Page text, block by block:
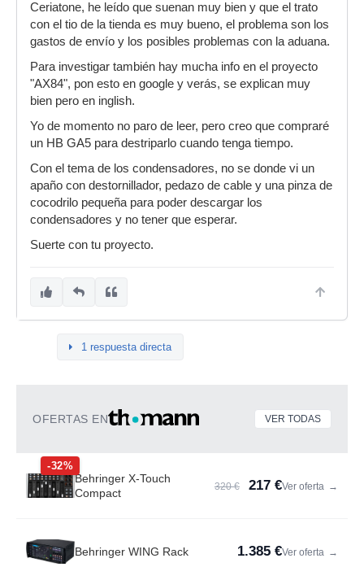
Ceriatone, he leído que suenan muy bien y que el trato
con el tio de la tienda es muy bueno, el problema son los
gastos de envío y los posibles problemas con la aduana.
Para investigar también hay mucha info en el proyecto
"AX84", pon esto en google y verás, se explican muy
bien pero en inglish.
Yo de momento no paro de leer, pero creo que compraré
un HB GA5 para destriparlo cuando tenga tiempo.
Con el tema de los condensadores, no se donde vi un
apaño con destornillador, pedazo de cable y una pinza de
cocodrilo pequeña para poder descargar los
condensadores y no tener que esperar.
Suerte con tu proyecto.
1 respuesta directa
OFERTAS EN VER TODAS
-32%
Behringer X-Touch
Compact
320 € 217 €Ver oferta →
Behringer WING Rack 1.385 €Ver oferta →